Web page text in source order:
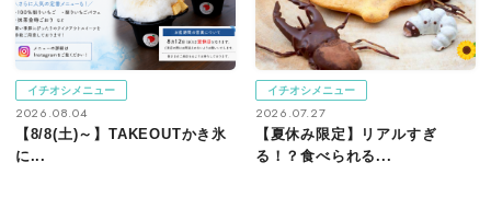
イチオシメニュー
2026.08.04
【8/8(土)～】TAKEOUTかき氷
に...
イチオシメニュー
2026.07.27
【夏休み限定】リアルすぎ
る！？食べられる...